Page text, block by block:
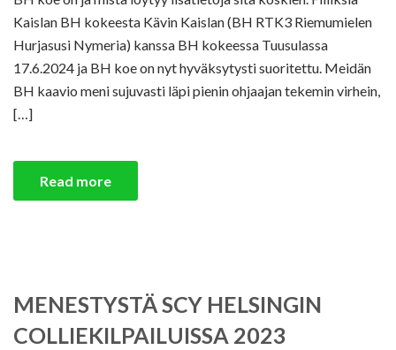
Kaislan BH kokeesta Kävin Kaislan (BH RTK3 Riemumielen
Hurjasusi Nymeria) kanssa BH kokeessa Tuusulassa
17.6.2024 ja BH koe on nyt hyväksytysti suoritettu. Meidän
BH kaavio meni sujuvasti läpi pienin ohjaajan tekemin virhein,
[…]
Read more
MENESTYSTÄ SCY HELSINGIN
COLLIEKILPAILUISSA 2023